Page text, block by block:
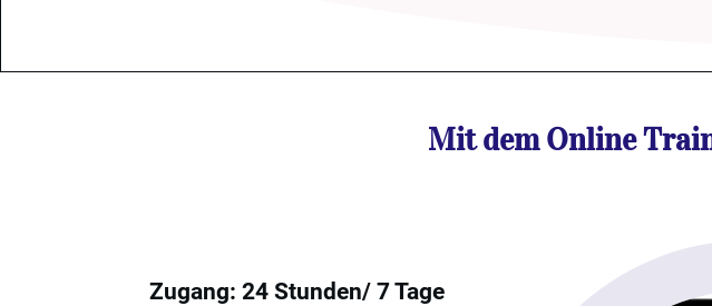
Mit dem Online
Zugang: 24 Stunden/ 7 Tage